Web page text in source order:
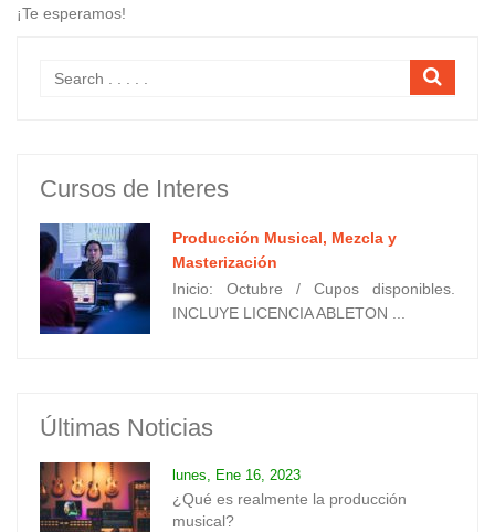
¡Te esperamos!
Cursos de Interes
Producción Musical, Mezcla y
Masterización
Inicio: Octubre / Cupos disponibles.
INCLUYE LICENCIA ABLETON ...
Últimas Noticias
lunes, Ene 16, 2023
¿Qué es realmente la producción
musical?